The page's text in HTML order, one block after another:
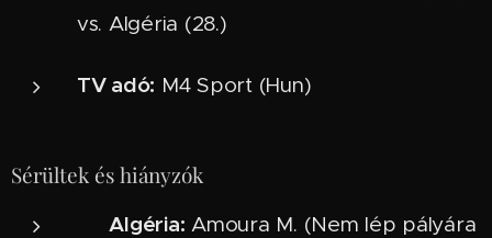
vs. Algéria (28.)
TV adó: M4 Sport (Hun)
Sérültek és hiányzók
❌Algéria: Amoura M. (Nem lép pályára